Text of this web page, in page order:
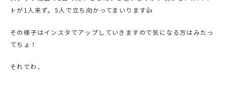
トが1人来ず。5人で立ち向かってまいります👍
その様子はインスタでアップしていきますので気になる方はみたっ
てちょ！
それでわ、